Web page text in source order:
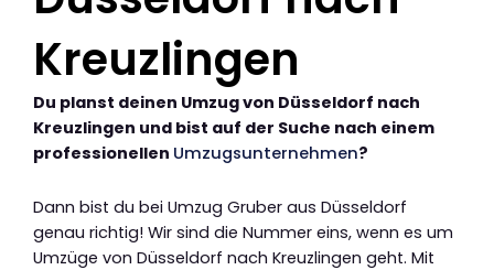
Kreuzlingen
Du planst deinen Umzug von Düsseldorf nach
Kreuzlingen und bist auf der Suche nach einem
professionellen Umzugsunternehmen?
Dann bist du bei Umzug Gruber aus Düsseldorf
genau richtig! Wir sind die Nummer eins, wenn es um
Umzüge von Düsseldorf nach Kreuzlingen geht. Mit